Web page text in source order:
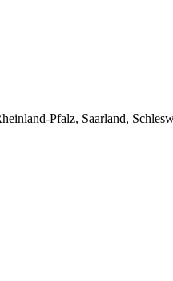
Pfalz, Saarland,